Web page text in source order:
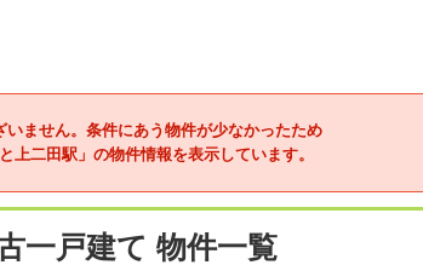
いません。条件にあう物件が少なかったため
上二田駅」の物件情報を表示しています。
一戸建て 物件一覧